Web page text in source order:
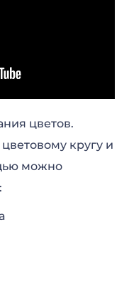
цветов.
кругу и
можно